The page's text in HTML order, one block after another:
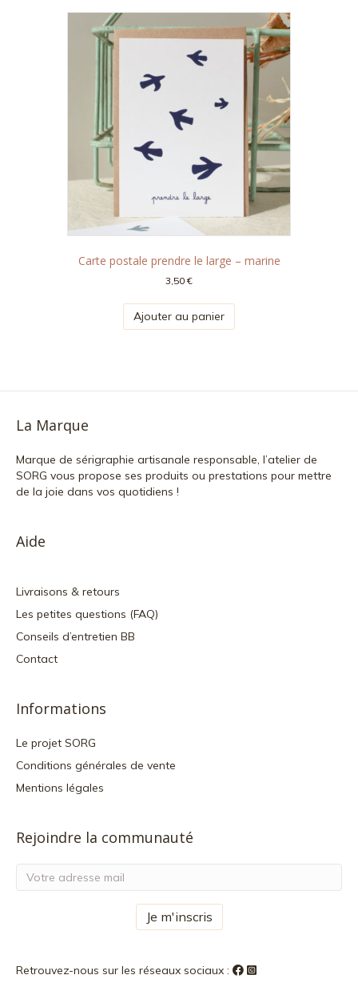
Carte postale prendre le large – marine
3,50€
Ajouter au panier
La Marque
Marque de sérigraphie artisanale responsable, l’atelier de
SORG vous propose ses produits ou prestations pour mettre
de la joie dans vos quotidiens !
Aide
Livraisons & retours
Les petites questions (FAQ)
Conseils d’entretien BB
Contact
Informations
Le projet SORG
Conditions générales de vente
Mentions légales
Rejoindre la communauté
Retrouvez-nous sur les réseaux sociaux :